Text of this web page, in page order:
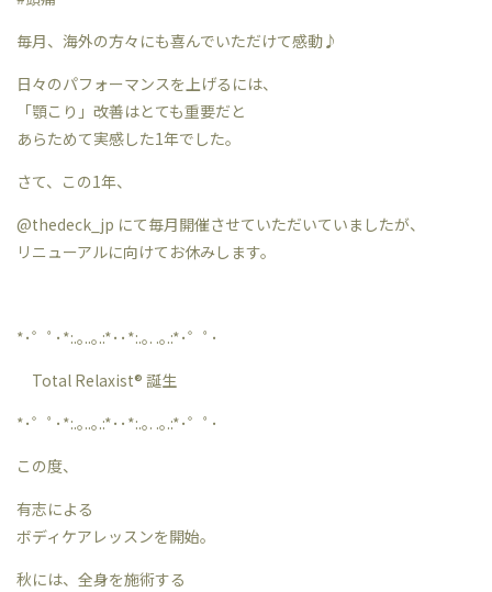
毎月、海外の方々にも喜んでいただけて感動♪
日々のパフォーマンスを上げるには、
「顎こり」改善はとても重要だと
あらためて実感した1年でした。
さて、この1年、
@thedeck_jp にて毎月開催させていただいていましたが、
リニューアルに向けてお休みします。
*･゜ﾟ･*:.｡..｡.:*･･*:.｡. .｡.:*･゜ﾟ･
Total Relaxist®︎ 誕生
*･゜ﾟ･*:.｡..｡.:*･･*:.｡. .｡.:*･゜ﾟ･
この度、
有志による
ボディケアレッスンを開始。
秋には、全身を施術する